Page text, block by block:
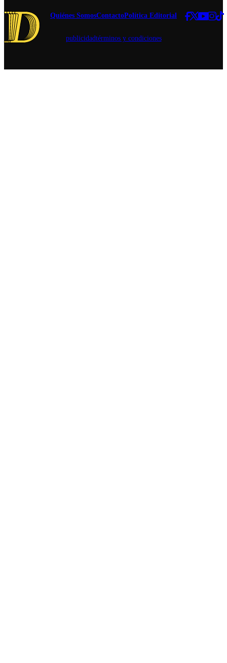
entregado en
cadena
Quiénes SomosContactoPolítica Editorial
publicidadtérminos y condiciones